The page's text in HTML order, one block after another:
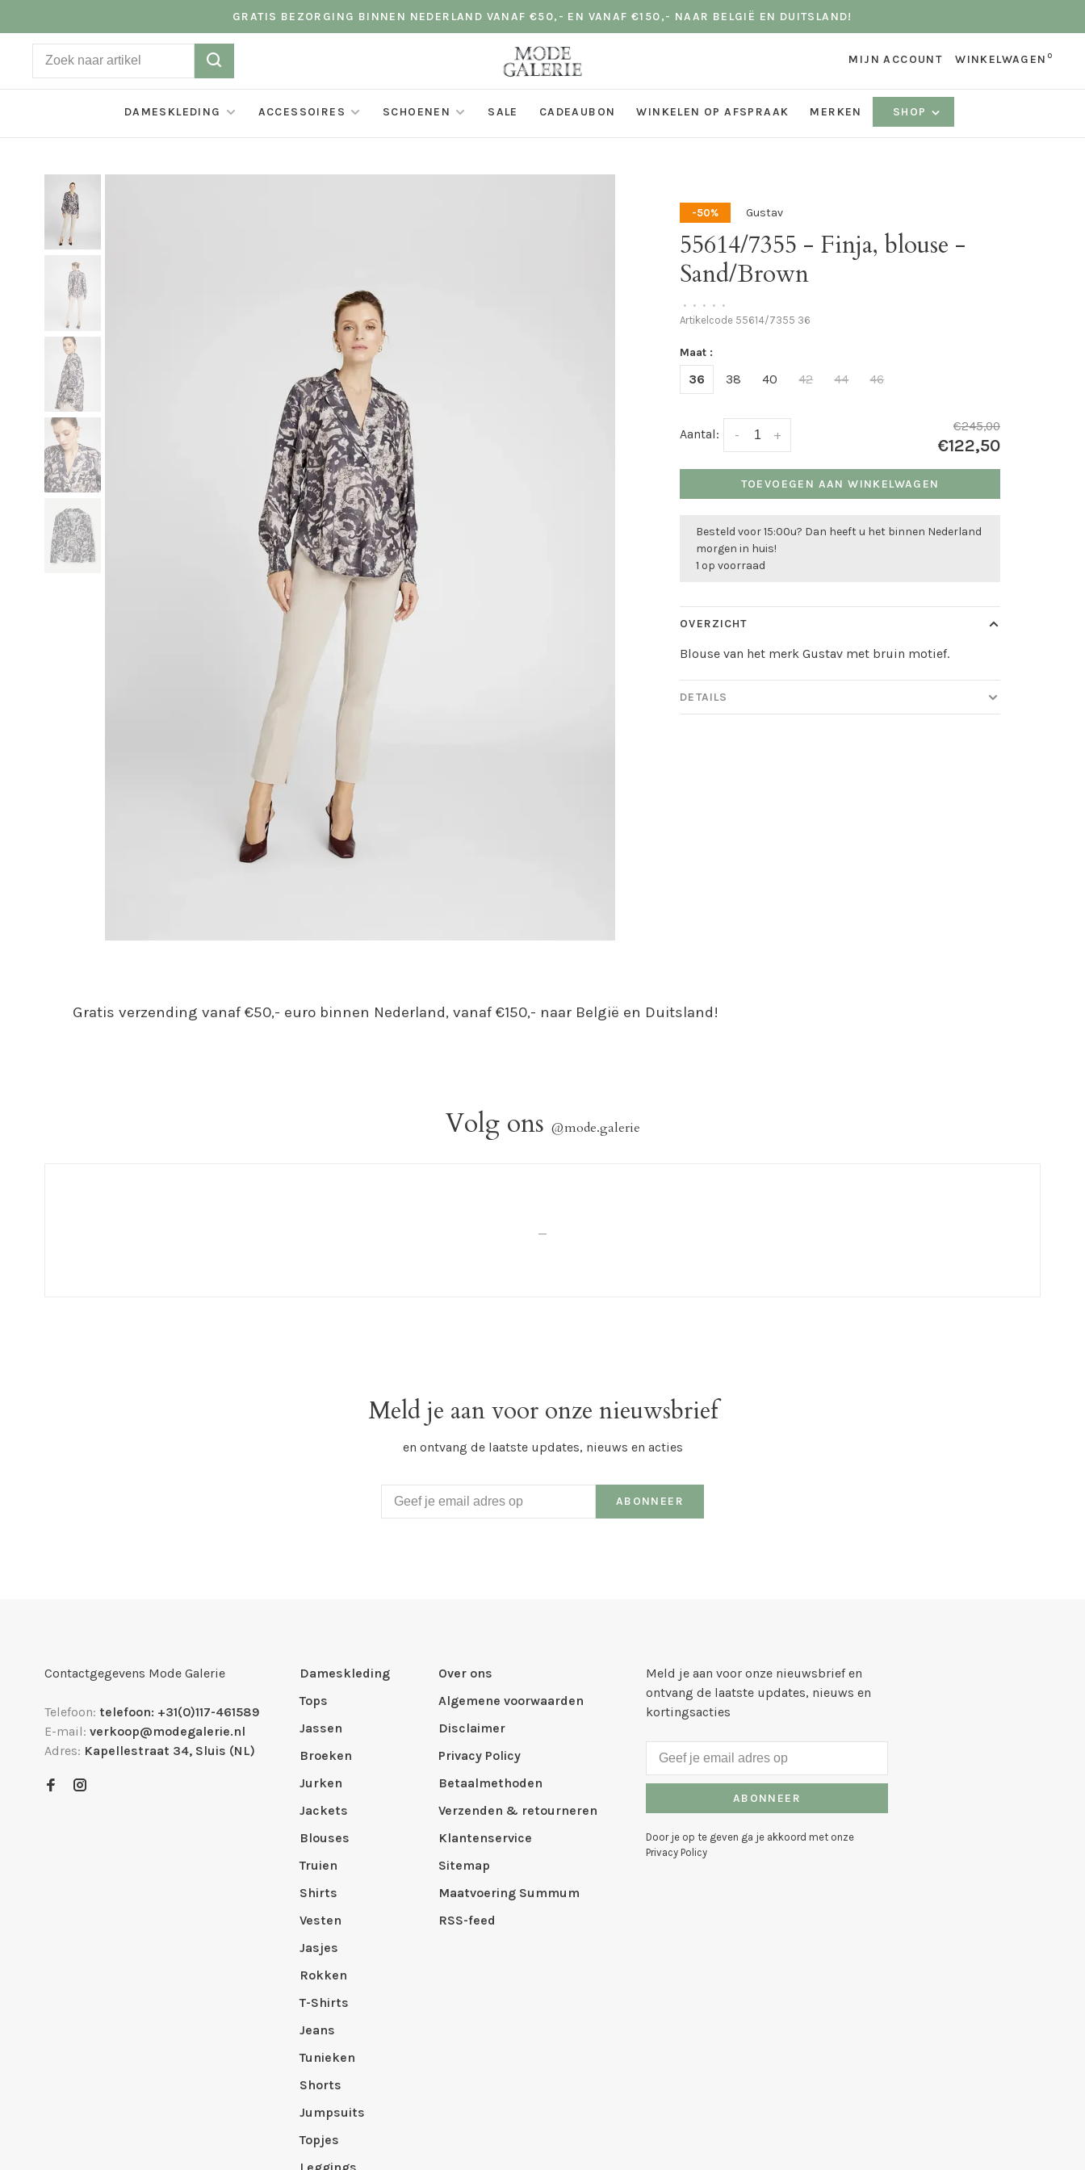
GRATIS BEZORGING BINNEN NEDERLAND VANAF €50,- EN VANAF €150,- NAAR BELGIË EN DUITSLAND!
MIJN ACCOUNT WINKELWAGEN 0
DAMESKLEDING ACCESSOIRES SCHOENEN SALE CADEAUBON WINKELEN OP AFSPRAAK MERKEN SHOP
-50% Gustav
55614/7355 - Finja, blouse -
Sand/Brown
• • • • •
Artikelcode 55614/7355 36
Maat :
36 38 40 42 44 46
Aantal: +
-
€245,00
€122,50
TOEVOEGEN AAN WINKELWAGEN
Besteld voor 15:00u? Dan heeft u het binnen Nederland
morgen in huis!
1 op voorraad
OVERZICHT
Blouse van het merk Gustav met bruin motief.
DETAILS
Gratis verzending vanaf €50,- euro binnen Nederland, vanaf €150,- naar België en Duitsland!
Volg ons @mode.galerie
Meld je aan voor onze nieuwsbrief
en ontvang de laatste updates, nieuws en acties
ABONNEER
Contactgegevens Mode Galerie
Telefoon: telefoon: +31(0)117-461589
E-mail: verkoop@modegalerie.nl
Adres: Kapellestraat 34, Sluis (NL)
Dameskleding
Tops
Jassen
Broeken
Jurken
Jackets
Blouses
Truien
Shirts
Vesten
Jasjes
Rokken
T-Shirts
Jeans
Tunieken
Shorts
Jumpsuits
Topjes
Leggings
Over ons
Algemene voorwaarden
Disclaimer
Privacy Policy
Betaalmethoden
Verzenden & retourneren
Klantenservice
Sitemap
Maatvoering Summum
RSS-feed
Meld je aan voor onze nieuwsbrief en
ontvang de laatste updates, nieuws en
kortingsacties
ABONNEER
Door je op te geven ga je akkoord met onze
Privacy Policy